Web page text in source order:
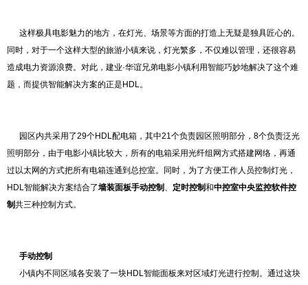
这样极具电影魅力的地方，在灯光、场景等方面的打造上无疑是独具匠心的。
同时，对于一个这样大型的旅游小镇来说，灯光繁多，不仅难以管理，还很容易
造成电力资源浪费。对此，建业·华谊兄弟电影小镇利用智能巧妙地解决了这个难
题，而提供智能解决方案的正是HDL。
园区内共采用了29个HDL配电箱，其中21个负责园区照明部分，8个负责泛光
照明部分，由于电影小镇比较大，所有的电箱采用光纤组网方式搭建网络，再通
过以太网的方式把所有电箱连通到总控室。同时，为了方便工作人员控制灯光，
HDL智能解决方案结合了墙装面板手动控制 、 定时控制和中控室中央监控软件控
制共三种控制方式。
手动控制
小镇内不同区域各安装了一块HDL智能面板来对区域灯光进行控制。通过这块